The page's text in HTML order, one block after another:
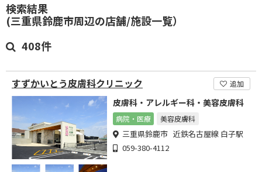
検索結果
(三重県鈴鹿市周辺の店舗/施設一覧）
408件
すずかいとう皮膚科クリニック 追加
皮膚科・アレルギー科・美容皮膚科
病院・医療 美容皮膚科
三重県鈴鹿市 近鉄名古屋線 白子駅
059-380-4112